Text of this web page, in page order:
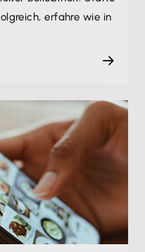
erfahre wie in